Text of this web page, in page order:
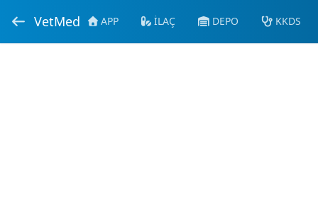
VetMed APP İLAÇ DEPO KKDS